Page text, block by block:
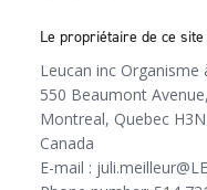
Le propriétaire de ce
Leucan inc
550 Beaumont
Montreal, Quebec H3N
Canada
E-mail : juli.meilleur@